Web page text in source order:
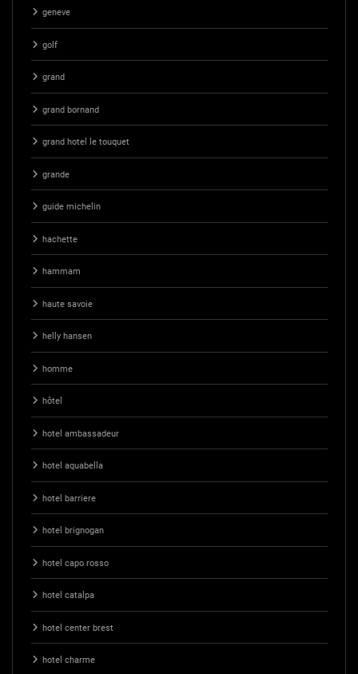
geneve
golf
grand
grand bornand
grand hotel le touquet
grande
guide michelin
hachette
hammam
haute savoie
helly hansen
homme
hôtel
hotel ambassadeur
hotel aquabella
hotel barriere
hotel brignogan
hotel capo rosso
hotel catalpa
hotel center brest
hotel charme